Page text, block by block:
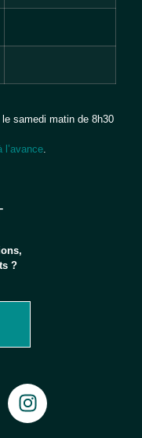
samedi matin de 8h30
l’avance.
?